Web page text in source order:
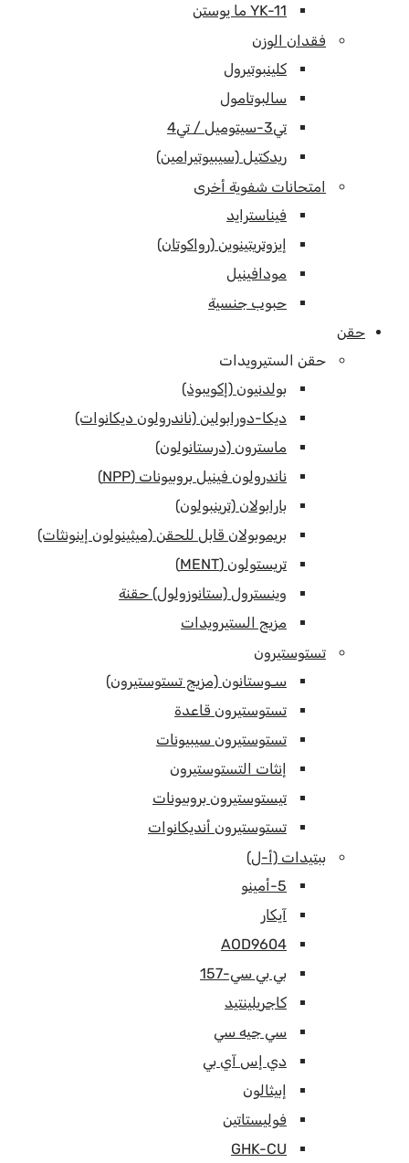
YK-11 ما يوستن
فقدان الوزن
كلينبوتيرول
سالبوتامول
تي3-سيتوميل / تي4
ريدكتيل (سيبيوتيرامين)
امتحانات شفوية أخرى
فيناسترايد
إيزوتريتينوين (رواكوتان)
مودافينيل
حبوب جنسية
حقن
حقن الستيرويدات
بولدنيون (إكويبوذ)
ديكا-دورابولين (ناندرولون ديكانوات)
ماسترون (درستانولون)
ناندرولون فينيل بروبيونات (NPP)
بارابولان (ترينبولون)
بريموبولان قابل للحقن (ميثينولون إينونثات)
تريستولون (MENT)
وينسترول (ستانوزولول) حقنة
مزيج الستيرويدات
تستوستيرون
سـوستانون (مزيج تستوستيرون)
تستوستيرون قاعدة
تستوستيرون سيبيونات
إنثات التستوستيرون
تيستوستيرون بروبيونات
تستوستيرون أنديكانوات
ببتيدات (أ-ل)
5-أمينو
آيكار
AOD9604
بي بي سي-157
كاجريلينتيد
سي جيه سي
دي إس آي بي
إبيثالون
فوليستاتين
GHK-CU